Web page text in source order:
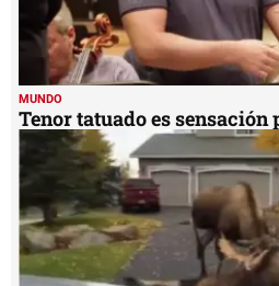
MUNDO
Tenor tatuado es